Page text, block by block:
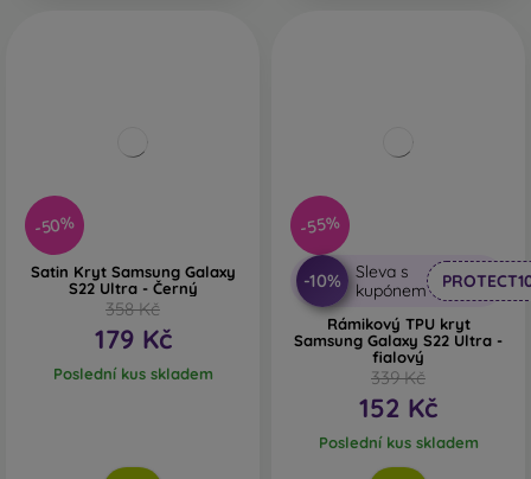
-50%
Satin Kryt Samsung Galaxy
S22 Ultra - Černý
358 Kč
179 Kč
Poslední kus skladem
-55%
-10%
Sleva s
kupónem
Rámikový TPU kryt
Samsung Galaxy S22 Ultra -
fialový
339 Kč
152 Kč
Poslední kus skladem